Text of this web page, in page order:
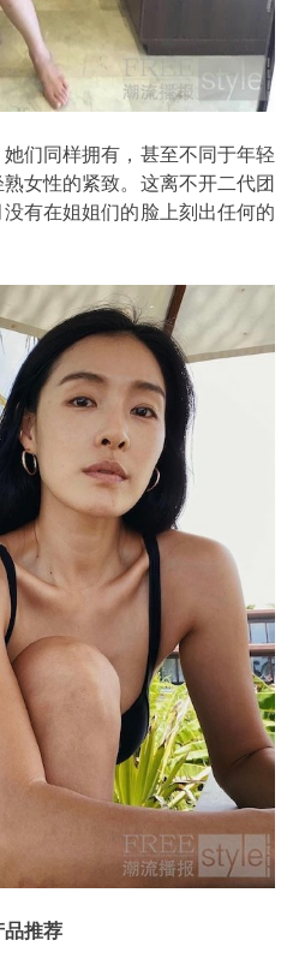
同样拥有，甚至不同于年轻
女性的紧致。这离不开二代团
有在姐姐们的脸上刻出任何的
品推荐